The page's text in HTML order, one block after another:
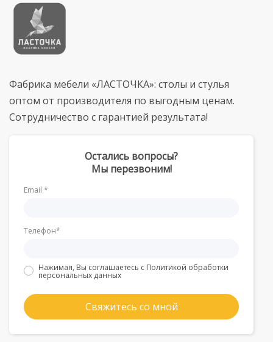
Фабрика мебели «ЛАСТОЧКА»: столы и стулья
оптом от производителя по выгодным ценам.
Сотрудничество с гарантией результата!
Остались вопросы?
Мы перезвоним!
Email *
Телефон*
Нажимая, Вы соглашаетесь с Политикой обработки
персональных данных
Свяжитесь со мной